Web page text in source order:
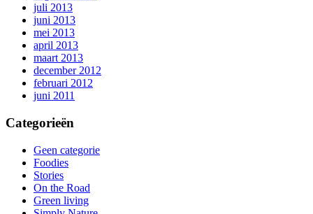
juli 2013
juni 2013
mei 2013
april 2013
maart 2013
december 2012
februari 2012
juni 2011
Categorieën
Geen categorie
Foodies
Stories
On the Road
Green living